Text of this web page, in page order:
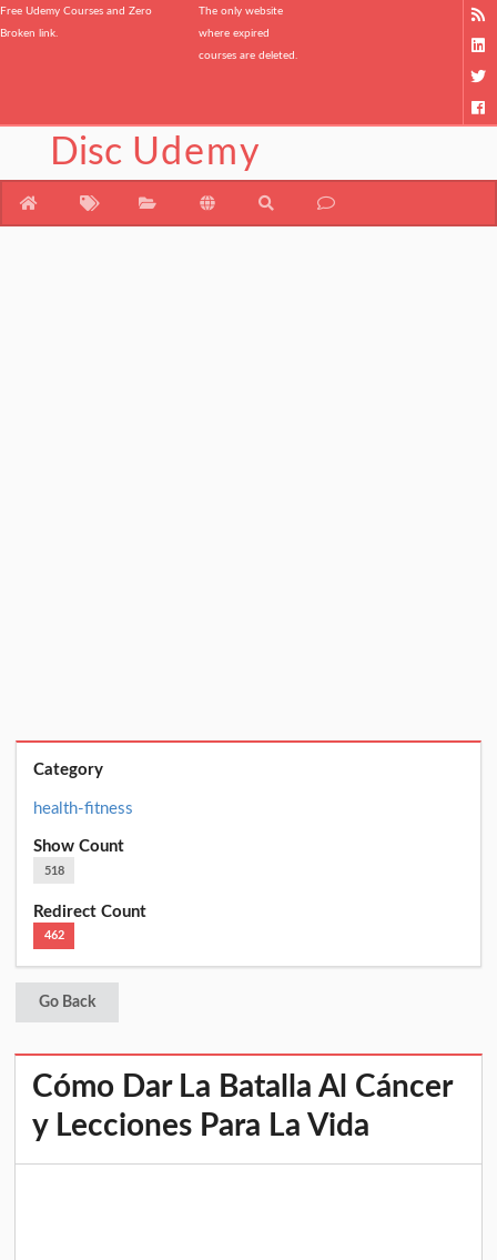
Free Udemy Courses and Zero
Broken link.
The only website
where expired
courses are deleted.
Disc Udemy
Category
health-fitness
Show Count
518
Redirect Count
462
Go Back
Cómo Dar La Batalla Al Cáncer
y Lecciones Para La Vida